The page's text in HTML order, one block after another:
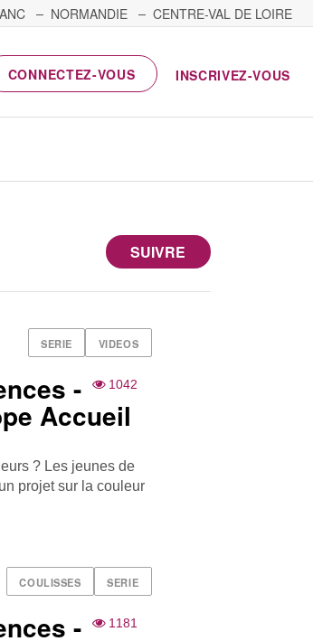
NORMANDIE
CENTRE-VAL DE LOIRE
CONNECTEZ-VOUS INSCRIVEZ-VOUS
SUIVRE
SERIE VIDEOS
1042
-
Accueil
? Les jeunes de
projet sur la couleur
COULISSES SERIE
1181
-